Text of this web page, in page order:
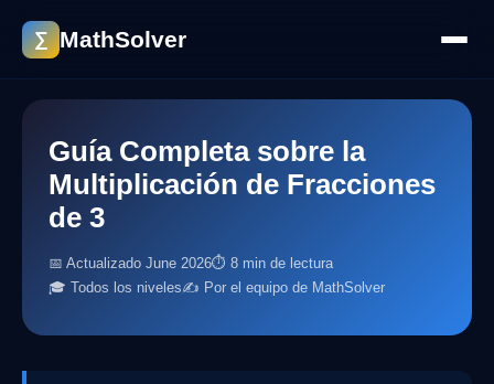
∑ MathSolver
Guía Completa sobre la
Multiplicación de Fracciones
de 3
📅 Actualizado June 2026⏱ 8 min de lectura
🎓 Todos los niveles✍️ Por el equipo de MathSolver